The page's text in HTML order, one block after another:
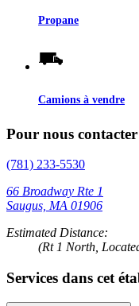
Propane
Camions à vendre
Pour nous contacter
(781) 233-5530
66 Broadway Rte 1
Saugus, MA 01906
Estimated Distance:
(Rt 1 North,
Services dans cet